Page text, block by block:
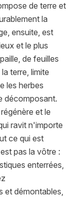
de terre et
la
ensuite, est
et le plus
de feuilles
terre, limite
les herbes
décomposant.
et le
ravit n'importe
ce qui est
pas la vôtre :
enterrées,
et démontables,